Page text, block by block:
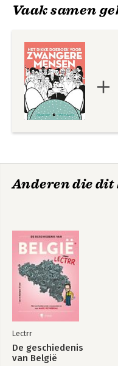
Vaak samen
Anderen die dit
Lectrr
De geschiedenis
van België